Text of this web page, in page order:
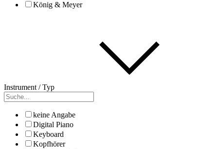
König & Meyer
Instrument / Typ
keine Angabe
Digital Piano
Keyboard
Kopfhörer